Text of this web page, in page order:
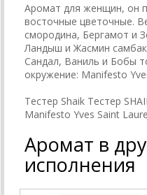
Аромат для женщин, он
восточные цветочные.
смородина, Бергамот и
Ландыш и Жасмин
Сандал, Ваниль и Бобы
окружение: Manifesto
Тестер Shaik Тестер
Manifesto Yves Saint
Аромат в
исполнения